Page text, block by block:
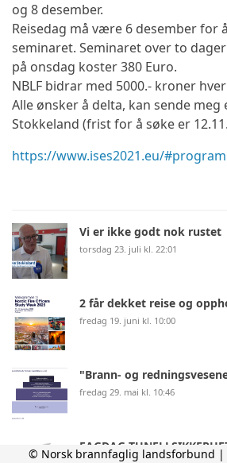
og 8 desember.
Reisedag må være 6 desember for
seminaret. Seminaret over to
på onsdag koster 380 Euro.
NBLF bidrar med 5000.- kroner
Alle ønsker å delta, kan sende meg
Stokkeland (frist for å søke er
https://www.ises2021.eu/
Vi er ikke godt nok rustet
torsdag 23. juli kl. 22:01
2 får dekket reise og
fredag 19. juni kl. 10:00
"Brann- og
fredag 29. mai kl. 10:46
FAGDAG
© Norsk brannfaglig landsforbund |